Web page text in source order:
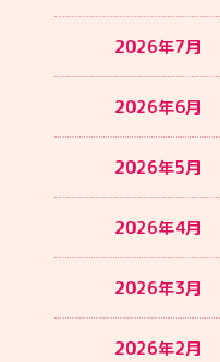
2026年7月
2026年6月
2026年5月
2026年4月
2026年3月
2026年2月